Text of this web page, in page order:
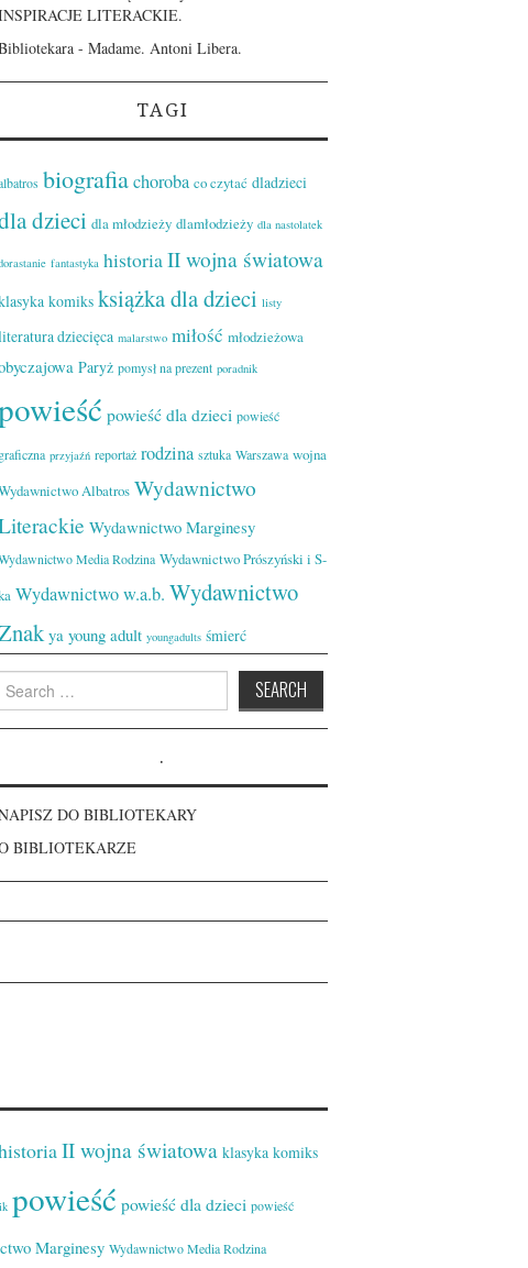
LITERACKIE.
- Madame. Antoni Libera.
TAGI
biografiachoroba co czytać dladzieci
dzieci dla młodzieży dlamłodzieży dla nastolatek
fantastyka historiaII wojna światowa
komiks książka dla dzieci listy
dziecięca malarstwo miłość młodzieżowa
Paryż pomysł na prezent poradnik
powieść dla dzieci powieść
graficzna przyjaźń reportaż rodzina sztuka Warszawa wojna
Albatros Wydawnictwo
Wydawnictwo Marginesy
Media Rodzina Wydawnictwo Prószyński i S-
Wydawnictwo w.a.b. Wydawnictwo
ya young adult youngadults śmierć
Search
for:
.
DO BIBLIOTEKARY
BIBLIOTEKARZE
II wojna światowa klasyka komiks
powieść powieść dla dzieci powieść
Marginesy Wydawnictwo Media Rodzina